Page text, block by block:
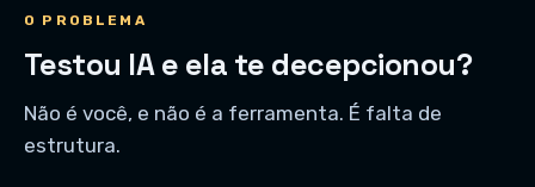
O PROBLEMA
Testou IA e ela te decepcionou?
Não é você, e não é a ferramenta. É falta de
estrutura.